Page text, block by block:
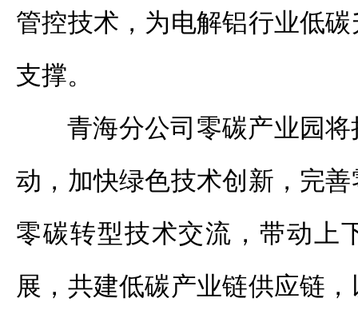
管控技术，为电解铝行业低
支撑。
青海分公司零碳产业园
动，加快绿色技术创新，完
零碳转型技术交流，带动上
展，共建低碳产业链供应链